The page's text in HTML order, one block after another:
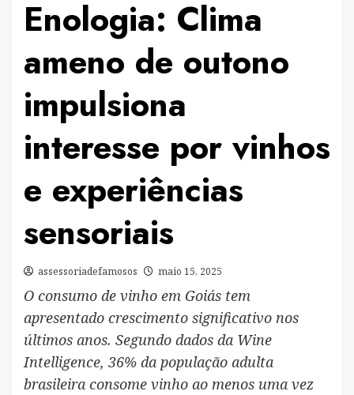
Enologia: Clima
ameno de outono
impulsiona
interesse por vinhos
e experiências
sensoriais
assessoriadefamosos maio 15, 2025
O consumo de vinho em Goiás tem
apresentado crescimento significativo nos
últimos anos. Segundo dados da Wine
Intelligence, 36% da população adulta
brasileira consome vinho ao menos uma vez